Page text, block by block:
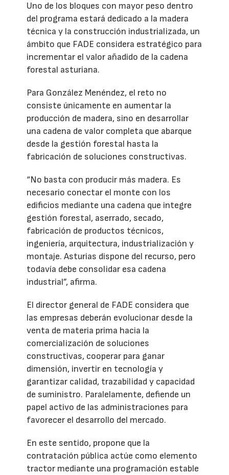
Uno de los bloques con mayor peso dentro
del programa estará dedicado a la madera
técnica y la construcción industrializada, un
ámbito que FADE considera estratégico para
incrementar el valor añadido de la cadena
forestal asturiana.
Para González Menéndez, el reto no
consiste únicamente en aumentar la
producción de madera, sino en desarrollar
una cadena de valor completa que abarque
desde la gestión forestal hasta la
fabricación de soluciones constructivas.
“No basta con producir más madera. Es
necesario conectar el monte con los
edificios mediante una cadena que integre
gestión forestal, aserrado, secado,
fabricación de productos técnicos,
ingeniería, arquitectura, industrialización y
montaje. Asturias dispone del recurso, pero
todavía debe consolidar esa cadena
industrial”, afirma.
El director general de FADE considera que
las empresas deberán evolucionar desde la
venta de materia prima hacia la
comercialización de soluciones
constructivas, cooperar para ganar
dimensión, invertir en tecnología y
garantizar calidad, trazabilidad y capacidad
de suministro. Paralelamente, defiende un
papel activo de las administraciones para
favorecer el desarrollo del mercado.
En este sentido, propone que la
contratación pública actúe como elemento
tractor mediante una programación estable